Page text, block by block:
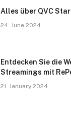
Alles über QVC
24. June 2024
Entdecken Sie die
Streamings mit
21. January 2024